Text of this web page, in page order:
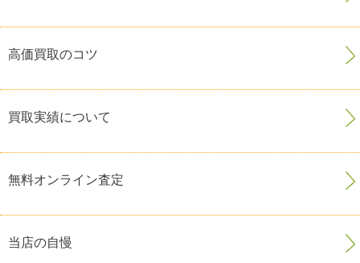
高価買取のコツ
買取実績について
無料オンライン査定
当店の自慢